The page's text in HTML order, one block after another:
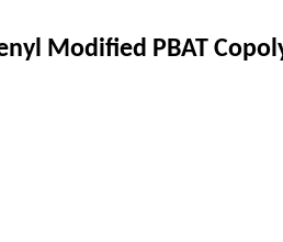
Modified PBAT